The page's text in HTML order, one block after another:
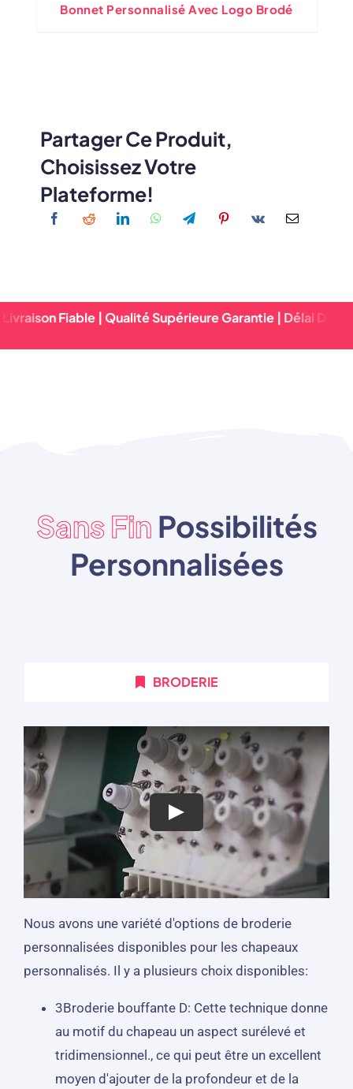
Bonnet Personnalisé Avec Logo Brodé
Partager Ce Produit,
Choisissez Votre
Plateforme!
| Qualité Supérieure Garantie | Délai D'exécution
Sans Fin Possibilités
Personnalisées
BRODERIE
Nous avons une variété d'options de broderie
personnalisées disponibles pour les chapeaux
personnalisés. Il y a plusieurs choix disponibles:
3Broderie bouffante D: Cette technique donne
au motif du chapeau un aspect surélevé et
tridimensionnel., ce qui peut être un excellent
moyen d'ajouter de la profondeur et de la